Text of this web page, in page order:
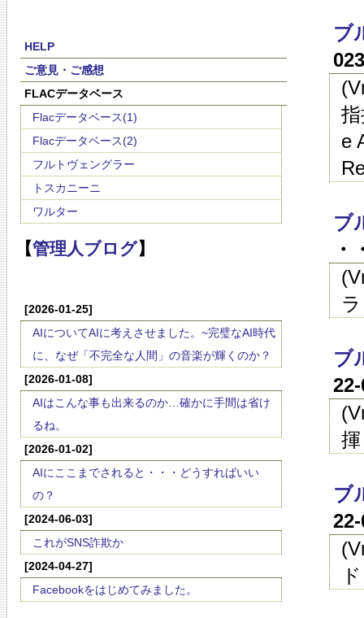
HELP
ご意見・ご感想
FLACデータベース
Flacデータベース(1)
Flacデータベース(2)
フルトヴェングラー
トスカニーニ
ワルター
【管理人ブログ】
[2026-01-25]
AIについてAIに考えさせました。~完璧なAI時代
に、なぜ「不完全な人間」の音楽が輝くのか？
[2026-01-08]
AIはこんな事も出来るのか…確かに手間は省け
るね。
[2026-01-02]
AIにここまでされると・・・どうすればいい
の？
[2024-06-03]
これがSNS詐欺か
[2024-04-27]
Facebookをはじめてみました。
ブ
e
ブ
・
ブ
ブ